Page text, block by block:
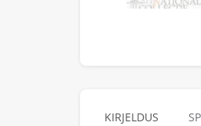
KIRJELDUS